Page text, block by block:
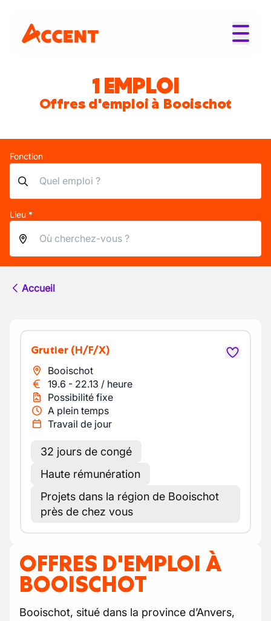
1 EMPLOI
Offres d'emploi à Booischot
Fonction
Lieu *
Accueil
Grutier (H/F/X)
Booischot
19.6 - 22.13 / heure
Possibilité fixe
A plein temps
Travail de jour
32 jours de congé
Haute rémunération
Projets dans la région de Booischot
près de chez vous
OFFRES D'EMPLOI À
BOOISCHOT
Booischot, situé dans la province d’Anvers,